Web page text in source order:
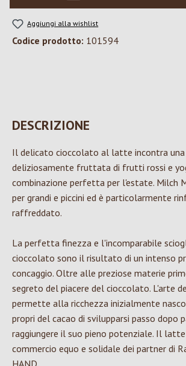
Aggiungi alla wishlist
Codice prodotto: 101594
DESCRIZIONE
Il delicato cioccolato al latte incontra una
deliziosamente fruttata di frutti rossi e
combinazione perfetta per l'estate. Milch
per grandi e piccini ed è particolarmente
raffreddato.
La perfetta finezza e l'incomparabile
cioccolato sono il risultato di un intenso
concaggio. Oltre alle preziose materie
segreto del piacere del cioccolato. L'arte
permette alla ricchezza inizialmente
propri del cacao di svilupparsi passo dopo
raggiungere il suo pieno potenziale. Il
commercio equo e solidale dei partner di